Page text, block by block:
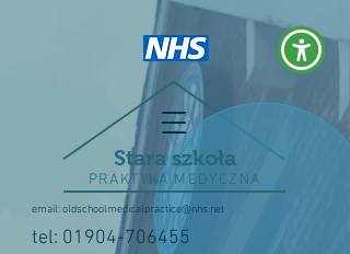
Stara szkoła
PRAKTYKA MEDYCZNA
email:oldschoolmedicalpractice@nhs.net
tel: 01904-706455